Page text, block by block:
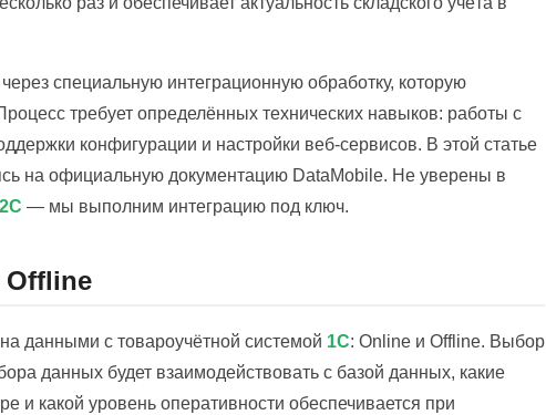
специальную интеграционную обработку, которую
требует определённых технических навыков: работы с
конфигурации и настройки веб-сервисов. В этой статье
на официальную документацию DataMobile. Не уверены в
— мы выполним интеграцию под ключ.
данными с товароучётной системой 1С: Online и Offline. Выбор
данных будет взаимодействовать с базой данных, какие
и какой уровень оперативности обеспечивается при